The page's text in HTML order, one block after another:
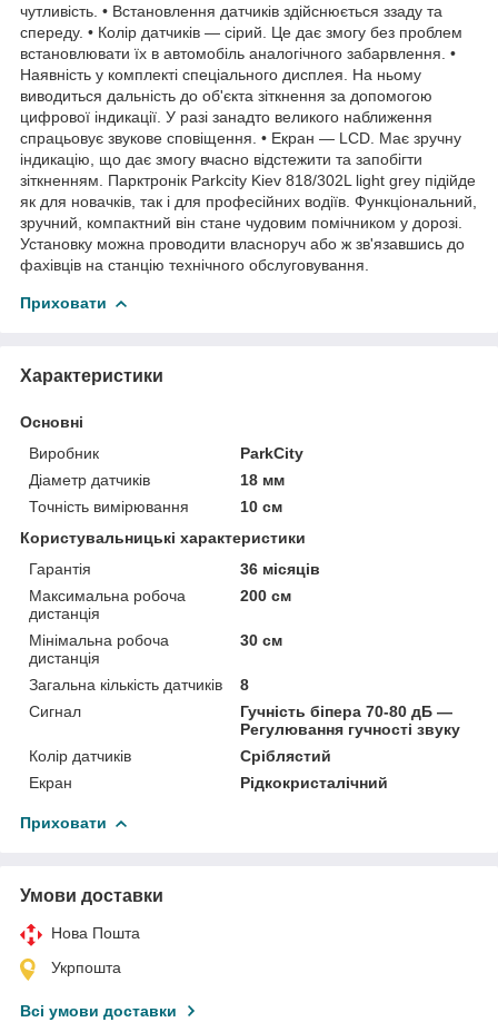
чутливість. • Встановлення датчиків здійснюється ззаду та
спереду. • Колір датчиків — сірий. Це дає змогу без проблем
встановлювати їх в автомобіль аналогічного забарвлення. •
Наявність у комплекті спеціального дисплея. На ньому
виводиться дальність до об'єкта зіткнення за допомогою
цифрової індикації. У разі занадто великого наближення
спрацьовує звукове сповіщення. • Екран — LCD. Має зручну
індикацію, що дає змогу вчасно відстежити та запобігти
зіткненням. Парктронік Parkcity Kiev 818/302L light grey підійде
як для новачків, так і для професійних водіїв. Функціональний,
зручний, компактний він стане чудовим помічником у дорозі.
Установку можна проводити власноруч або ж зв'язавшись до
фахівців на станцію технічного обслуговування.
Приховати
Характеристики
Основні
Виробник
ParkCity
Діаметр датчиків
18 мм
Точність вимірювання
10 см
Користувальницькі характеристики
Гарантія
36 місяців
Максимальна робоча
дистанція
200 см
Мінімальна робоча
дистанція
30 см
Загальна кількість датчиків
8
Сигнал
Гучність біпера 70-80 дБ —
Регулювання гучності звуку
Колір датчиків
Сріблястий
Екран
Рідкокристалічний
Приховати
Умови доставки
Нова Пошта
Укрпошта
Всі умови доставки